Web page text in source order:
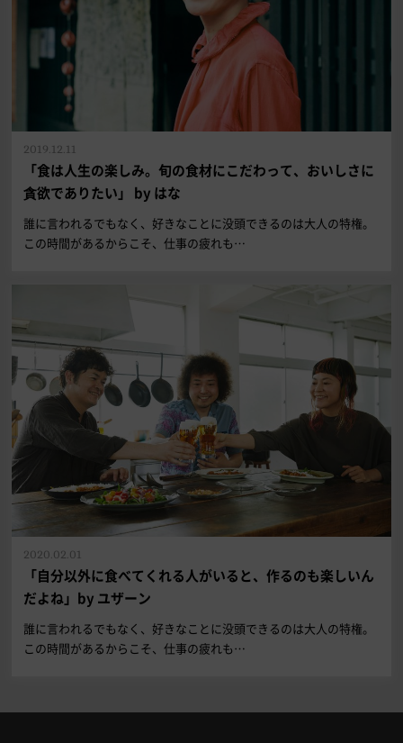
「食は人生の楽しみ。旬の食材にこだわって、おいしさに
貪欲でありたい」 by はな
2019.12.11
誰に言われるでもなく、好きなことに没頭できるのは大人の特権。
この時間があるからこそ、仕事の疲れも…
「自分以外に食べてくれる人がいると、作るのも楽しいん
だよね」by ユザーン
2020.02.01
誰に言われるでもなく、好きなことに没頭できるのは大人の特権。
この時間があるからこそ、仕事の疲れも…